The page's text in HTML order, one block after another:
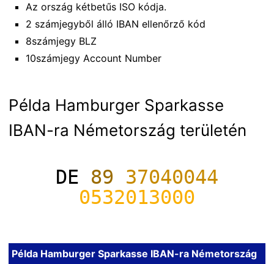
Az ország kétbetűs ISO kódja.
2 számjegyből álló IBAN ellenőrző kód
8számjegy BLZ
10számjegy Account Number
Példa Hamburger Sparkasse
IBAN-ra Németország területén
DE 89
37040044
0532013000
Példa Hamburger Sparkasse IBAN-ra Németország